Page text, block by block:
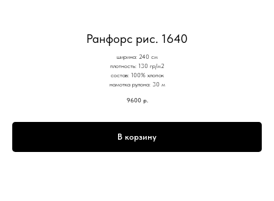
Ранфорс рис. 1640
ширина: 240 см
плотность: 130 гр/м2
состав: 100% хлопок
намотка рулона: 30 м
9600 р.
В корзину